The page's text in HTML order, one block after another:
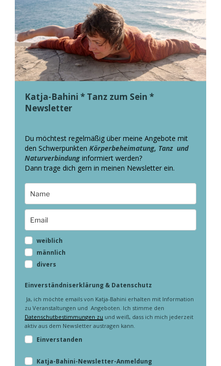
Katja-Bahini * Tanz zum Sein *
Newsletter
Du möchtest regelmäßig über meine Angebote mit
den Schwerpunkten Körperbeheimatung, Tanz und
Naturverbindung informiert werden?
Dann trage dich gern in meinen Newsletter ein.
weiblich
männlich
divers
Einverständniserklärung & Datenschutz
Ja, ich möchte emails von Katja-Bahini erhalten mit Information
zu Veranstaltungen und Angeboten. Ich stimme den
Datenschutbestimmungen zu und weiß, dass ich mich jederzeit
aktiv aus dem Newsletter austragen kann.
Einverstanden
Katja-Bahini-Newsletter-Anmeldung